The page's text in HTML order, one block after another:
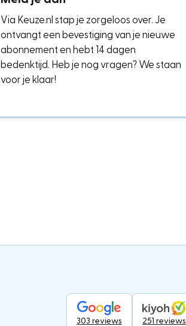
Via Keuze.nl stap je zorgeloos over. Je
ontvangt een bevestiging van je nieuwe
abonnement en hebt 14 dagen
bedenktijd. Heb je nog vragen? We staan
voor je klaar!
303 reviews 251 reviews